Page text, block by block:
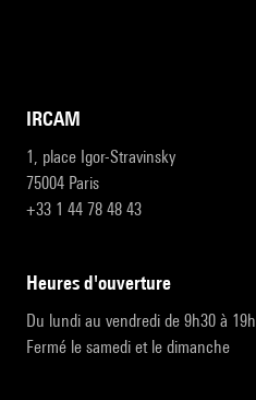
IRCAM
1, place Igor-Stravinsky
75004 Paris
+33 1 44 78 48 43
heures d'ouverture
Du lundi au vendredi de 9h30 à 19h
Fermé le samedi et le dimanche